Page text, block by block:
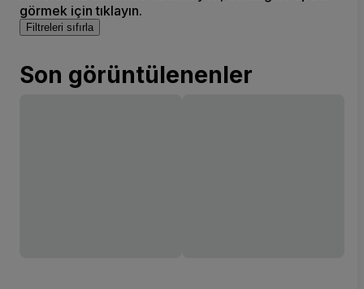
görmek için tıklayın.
Filtreleri sıfırla
Son görüntülenenler